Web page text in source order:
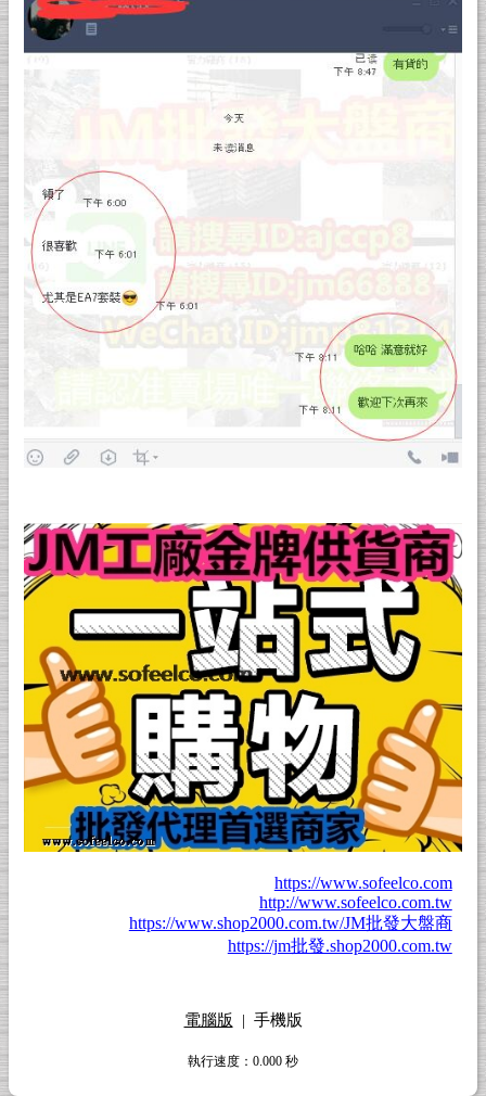
https://www.sofeelco.com
http://www.sofeelco.com.tw
https://www.shop2000.com.tw/JM批發大盤商
https://jm批發.shop2000.com.tw
電腦版 | 手機版
執行速度 ：0.000 秒